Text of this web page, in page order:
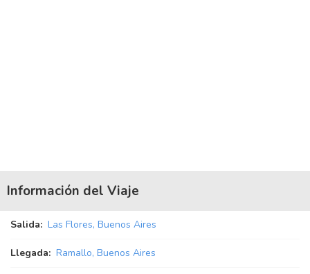
Información del Viaje
Salida: Las Flores, Buenos Aires
Llegada: Ramallo, Buenos Aires